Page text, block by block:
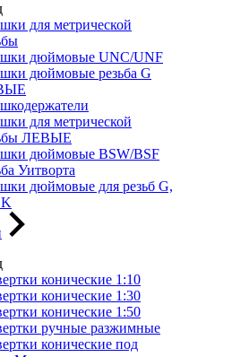
для метрической
дюймовые UNC/UNF
дюймовые резьба G
для метрической
ЛЕВЫЕ
дюймовые BSW/BSF
Уитворта
дюймовые для резьб G,
конические 1:10
конические 1:30
конические 1:50
ручные разжимные
конические под